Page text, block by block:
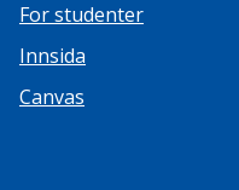
For studenter
Innsida
Canvas